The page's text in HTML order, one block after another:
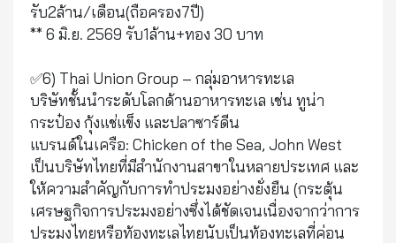
รับ2ล้าน/เดือน(ถือครอง7ปี)
** 6 มิ.ย. 2569 รับ1ล้าน+ทอง 30 บาท
✅6) Thai Union Group – กลุ่มอาหารทะเล
บริษัทชั้นนำระดับโลกด้านอาหารทะเล เช่น ทูน่า
กระป๋อง กุ้งแช่แข็ง และปลาซาร์ดีน
แบรนด์ในเครือ: Chicken of the Sea, John West
เป็นบริษัทไทยที่มีสำนักงานสาขาในหลายประเทศ และ
ให้ความสำคัญกับการทำประมงอย่างยั่งยืน (กระตุ้น
เศรษฐกิจการประมงอย่างซึ่งได้ชัดเจนเนื่องจากว่าการ
ประมงไทยหรือท้องทะเลไทยนับเป็นท้องทะเลที่ค่อน